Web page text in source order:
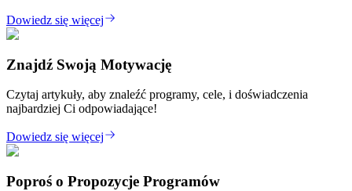
Dowiedz się więcej
Znajdź Swoją Motywację
Czytaj artykuły, aby znaleźć programy, cele, i doświadczenia
najbardziej Ci odpowiadające!
Dowiedz się więcej
Poproś o Propozycje Programów